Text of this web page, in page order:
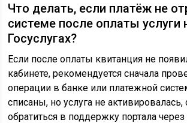
Что делать, если платёж не
системе после оплаты услуги
Госуслугах?
Если после оплаты квитанция не
кабинете, рекомендуется сначала
операции в банке или платежной
списаны, но услуга не активировалась,
обратиться в поддержку портала